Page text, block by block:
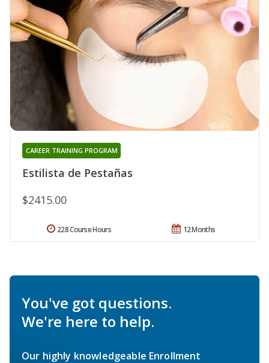
Estilista de Pestañas
CAREER TRAINING PROGRAM
$2415.00
12 Months
228 Course Hours
You've got questions.
We're here to help.
Our highly knowledgeable Enrollment